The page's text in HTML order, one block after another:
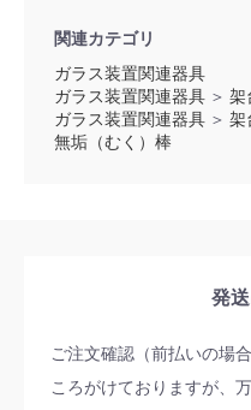
関連カテゴリ
ガラス装置関連器具
ガラス装置関連器具 ＞ 架
ガラス装置関連器具 ＞ 架
無垢（むく）棒
発
ご注文確認（前払いの場
ころがけておりますが、